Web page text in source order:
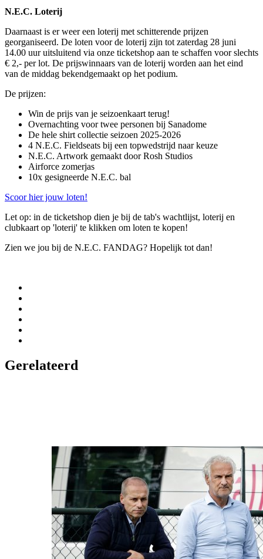
N.E.C. Loterij
Daarnaast is er weer een loterij met schitterende prijzen
georganiseerd. De loten voor de loterij zijn tot zaterdag 28 juni
14.00 uur uitsluitend via onze ticketshop aan te schaffen voor slechts
€ 2,- per lot. De prijswinnaars van de loterij worden aan het eind
van de middag bekendgemaakt op het podium.
De prijzen:
Win de prijs van je seizoenkaart terug!
Overnachting voor twee personen bij Sanadome
De hele shirt collectie seizoen 2025-2026
4 N.E.C. Fieldseats bij een topwedstrijd naar keuze
N.E.C. Artwork gemaakt door Rosh Studios
Airforce zomerjas
10x gesigneerde N.E.C. bal
Scoor hier jouw loten!
Let op: in de ticketshop dien je bij de tab's wachtlijst, loterij en
clubkaart op 'loterij' te klikken om loten te kopen!
Zien we jou bij de N.E.C. FANDAG? Hopelijk tot dan!
Gerelateerd